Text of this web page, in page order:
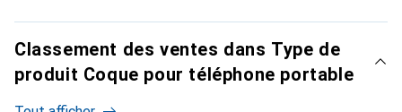
Classement des ventes dans Type de
produit Coque pour téléphone portable